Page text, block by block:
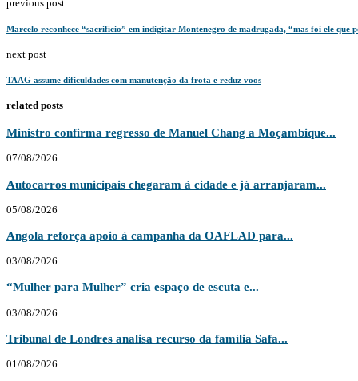
previous post
Marcelo reconhece “sacrifício” em indigitar Montenegro de madrugada, “mas foi ele que
next post
TAAG assume dificuldades com manutenção da frota e reduz voos
related posts
Ministro confirma regresso de Manuel Chang a Moçambique...
07/08/2026
Autocarros municipais chegaram à cidade e já arranjaram...
05/08/2026
Angola reforça apoio à campanha da OAFLAD para...
03/08/2026
“Mulher para Mulher” cria espaço de escuta e...
03/08/2026
Tribunal de Londres analisa recurso da família Safa...
01/08/2026